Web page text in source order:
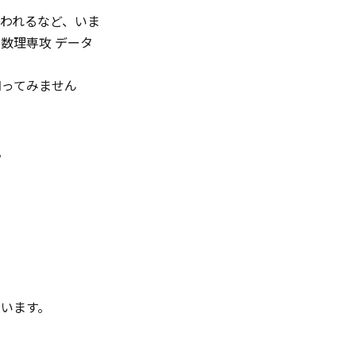
れるなど、いま
理専攻 データ
てみません
ます。